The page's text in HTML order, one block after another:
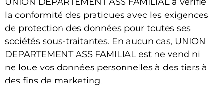
la conformité des pratiques avec les exigences
de protection des données pour toutes ses
sociétés sous-traitantes. En aucun cas, UNION
DEPARTEMENT ASS FAMILIAL est ne vend ni
ne loue vos données personnelles à des tiers à
des fins de marketing.